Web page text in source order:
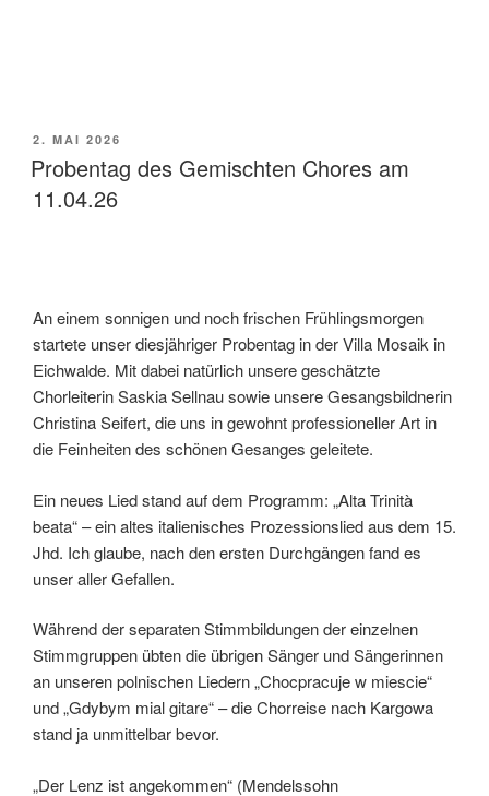
VERÖFFENTLICHT
AM
2. MAI 2026
Probentag des Gemischten Chores am
11.04.26
An einem sonnigen und noch frischen Frühlingsmorgen
startete unser diesjähriger Probentag in der Villa Mosaik in
Eichwalde. Mit dabei natürlich unsere geschätzte
Chorleiterin Saskia Sellnau sowie unsere Gesangsbildnerin
Christina Seifert, die uns in gewohnt professioneller Art in
die Feinheiten des schönen Gesanges geleitete.
Ein neues Lied stand auf dem Programm: „Alta Trinità
beata“ – ein altes italienisches Prozessionslied aus dem 15.
Jhd. Ich glaube, nach den ersten Durchgängen fand es
unser aller Gefallen.
Während der separaten Stimmbildungen der einzelnen
Stimmgruppen übten die übrigen Sänger und Sängerinnen
an unseren polnischen Liedern „Chocpracuje w miescie“
und „Gdybym mial gitare“ – die Chorreise nach Kargowa
stand ja unmittelbar bevor.
„Der Lenz ist angekommen“ (Mendelssohn